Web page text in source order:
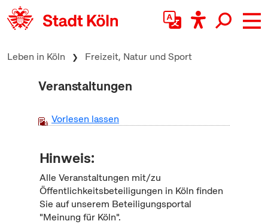
zum Inhalt springen
Leben in Köln Freizeit, Natur und Sport
Veranstaltungen
Vorlesen lassen
Hinweis:
Alle Veranstaltungen mit/zu
Öffentlichkeitsbeteiligungen in Köln finden
Sie auf unserem Beteiligungsportal
"Meinung für Köln".